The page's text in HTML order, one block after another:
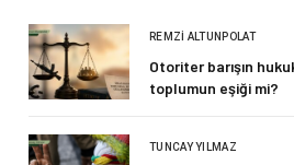
REMZI ALTUNPOLAT
Otoriter barışın
toplumun eşiği mi?
TUNCAY YILMAZ